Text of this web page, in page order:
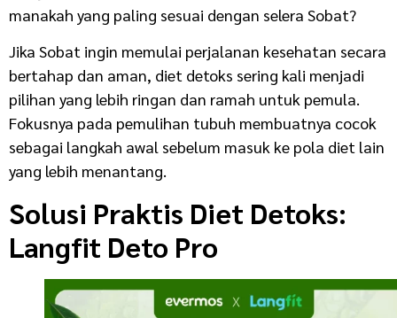
manakah yang paling sesuai dengan selera Sobat?
Jika Sobat ingin memulai perjalanan kesehatan secara
bertahap dan aman, diet detoks sering kali menjadi
pilihan yang lebih ringan dan ramah untuk pemula.
Fokusnya pada pemulihan tubuh membuatnya cocok
sebagai langkah awal sebelum masuk ke pola diet lain
yang lebih menantang.
Solusi Praktis Diet Detoks:
Langfit Deto Pro